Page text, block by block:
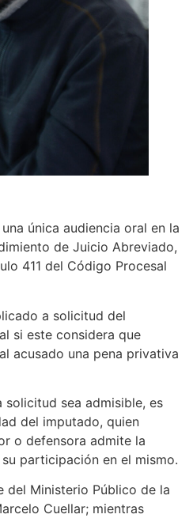
única audiencia oral en la
de Juicio Abreviado,
411 del Código Procesal
a solicitud del
si este considera que
acusado una pena privativa
solicitud sea admisible, es
del imputado, quien
o defensora admite la
participación en el mismo.
del Ministerio Público de la
Cuellar; mientras